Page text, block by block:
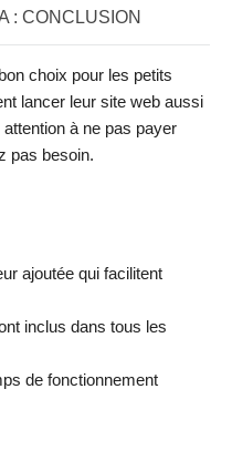
: CONCLUSION
choix pour les petits
lancer leur site web aussi
à ne pas payer
pas besoin.
ajoutée qui facilitent
inclus dans tous les
de fonctionnement